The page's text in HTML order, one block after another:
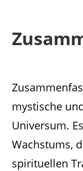
mystische
Universum.
Wachstums,
spirituellen